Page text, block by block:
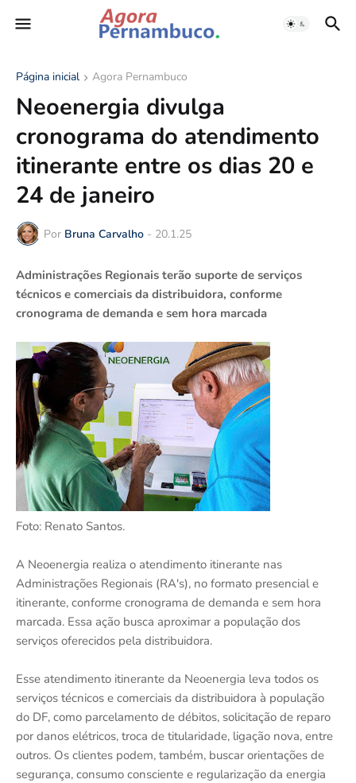
Página inicial Agora Pernambuco
Neoenergia divulga
cronograma do atendimento
itinerante entre os dias 20 e
24 de janeiro
Por Bruna Carvalho - 20.1.25
Administrações Regionais terão suporte de serviços
técnicos e comerciais da distribuidora, conforme
cronograma de demanda e sem hora marcada
Foto: Renato Santos.
A Neoenergia realiza o atendimento itinerante nas
Administrações Regionais (RA's), no formato presencial e
itinerante, conforme cronograma de demanda e sem hora
marcada. Essa ação busca aproximar a população dos
serviços oferecidos pela distribuidora.
Esse atendimento itinerante da Neoenergia leva todos os
serviços técnicos e comerciais da distribuidora à população
do DF, como parcelamento de débitos, solicitação de reparo
por danos elétricos, troca de titularidade, ligação nova, entre
outros. Os clientes podem, também, buscar orientações de
segurança, consumo consciente e regularização da energia